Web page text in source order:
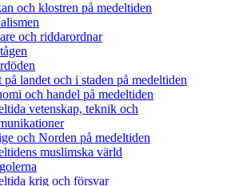
och klostren på medeltiden
och riddarordnar
landet och i staden på medeltiden
och handel på medeltiden
vetenskap, teknik och
och Norden på medeltiden
muslimska värld
krig och försvar